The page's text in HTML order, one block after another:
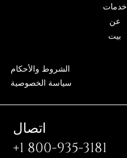
اتصال
+1 800-935-3181
خدمات
عن
بيت
الشروط والأحكام
سياسة الخصوصية